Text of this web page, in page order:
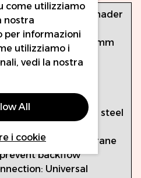
Round Shader
and 5RS)
Diameter: 0.25 mm
Bugpin)
Long Taper
Material: 304
grade stainless steel
safety membrane
backflow
Universal
come utilizziamo
nostra
per informazioni
utilizziamo i
vedi la nostra
All
i cookie